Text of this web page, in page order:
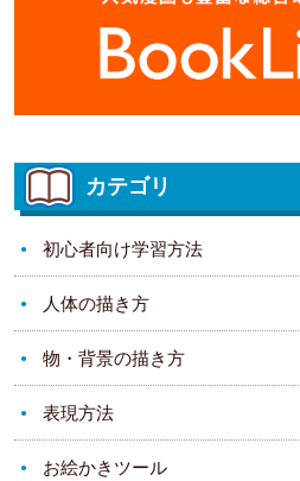
カテゴリ
初心者向け学習方法
人体の描き方
物・背景の描き方
表現方法
お絵かきツール